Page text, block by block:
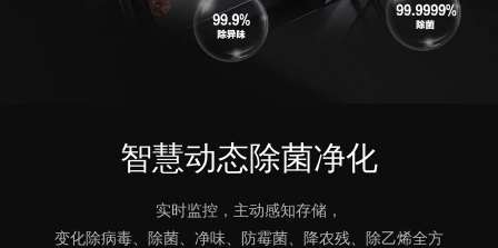
智慧动态除菌净化
实时监控，主动感知存储，
变化除病毒、除菌、净味、防霉菌、降农残、除乙烯全方